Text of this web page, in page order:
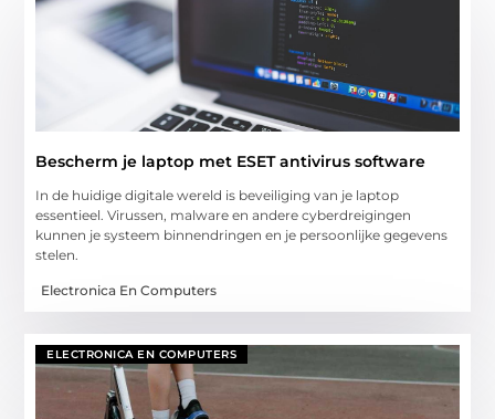
Bescherm je laptop met ESET antivirus software
In de huidige digitale wereld is beveiliging van je laptop
essentieel. Virussen, malware en andere cyberdreigingen
kunnen je systeem binnendringen en je persoonlijke gegevens
stelen.
Electronica En Computers
ELECTRONICA EN COMPUTERS